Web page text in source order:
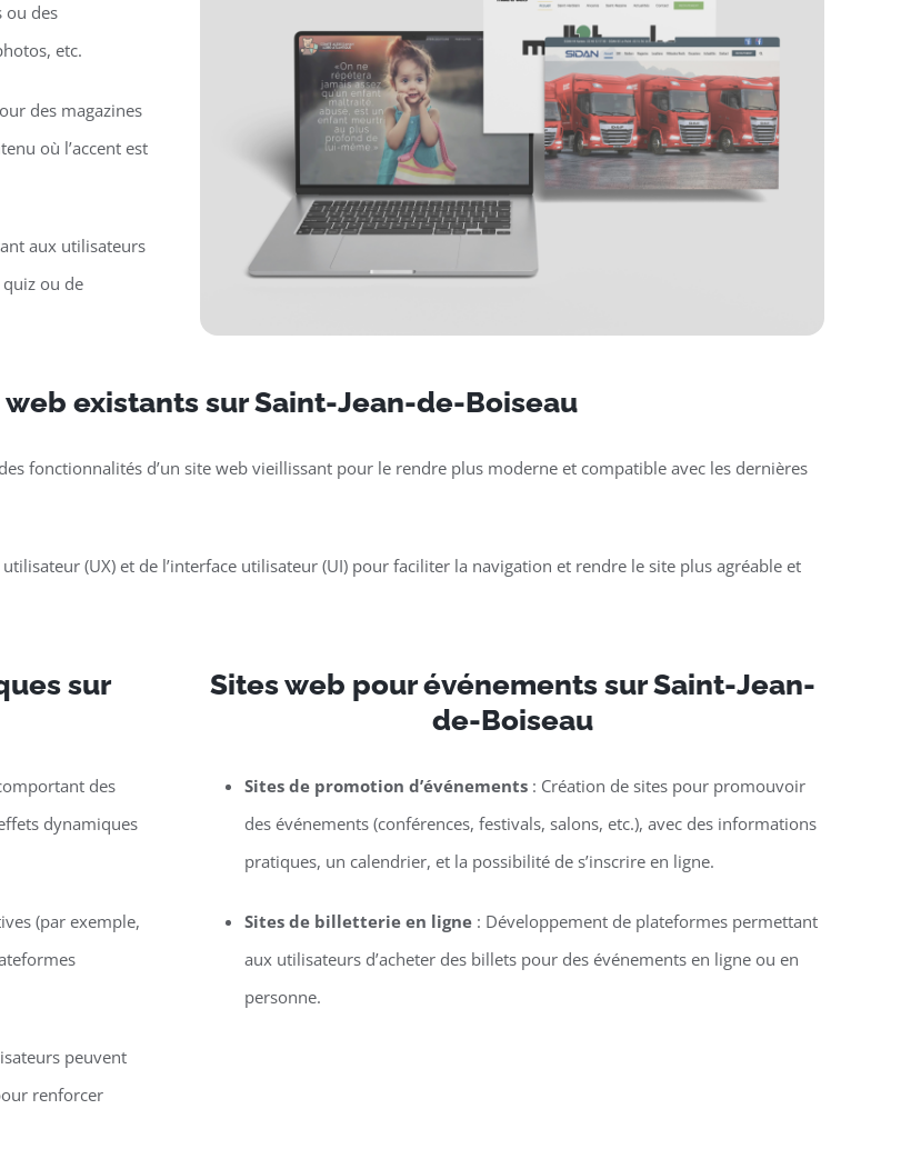
ou des
etc.
des magazines
où l’accent est
aux utilisateurs
ou de
existants sur Saint-Jean-de-Boiseau
fonctionnalités d’un site web vieillissant pour le rendre plus moderne et compatible avec les dernières
(UX) et de l’interface utilisateur (UI) pour faciliter la navigation et rendre le site plus agréable et
sur
des
dynamiques
(par exemple,
peuvent
renforcer
Sites web pour événements sur Saint-Jean-
de-Boiseau
Sites de promotion d’événements : Création de sites pour promouvoir
des événements (conférences, festivals, salons, etc.), avec des informations
pratiques, un calendrier, et la possibilité de s’inscrire en ligne.
Sites de billetterie en ligne : Développement de plateformes permettant
aux utilisateurs d’acheter des billets pour des événements en ligne ou en
personne.